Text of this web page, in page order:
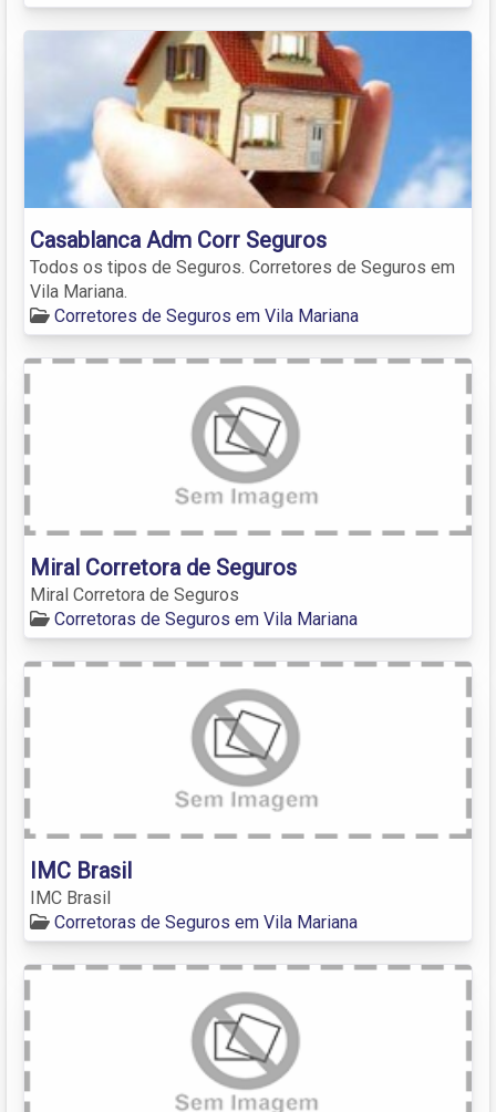
Casablanca Adm Corr Seguros
Todos os tipos de Seguros. Corretores de Seguros em
Vila Mariana.
Corretores de Seguros em Vila Mariana
Miral Corretora de Seguros
Miral Corretora de Seguros
Corretoras de Seguros em Vila Mariana
IMC Brasil
IMC Brasil
Corretoras de Seguros em Vila Mariana